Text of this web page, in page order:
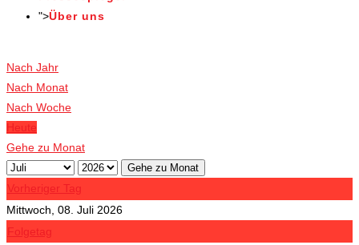
">Über uns
Nach Jahr
Nach Monat
Nach Woche
Heute
Gehe zu Monat
Gehe zu Monat
Vorheriger Tag
Mittwoch, 08. Juli 2026
Folgetag